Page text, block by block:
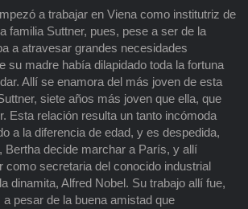
a trabajar en Viena como institutriz de
familia Suttner, pues, pese a ser de la
a atravesar grandes necesidades
su madre había dilapidado toda la fortuna
Allí se enamora del más joven de esta
siete años más joven que ella, que
Esta relación resulta un tanto incómoda
a la diferencia de edad, y es despedida,
Bertha decide marchar a París, y allí
como secretaria del conocido industrial
dinamita, Alfred Nobel. Su trabajo allí fue,
pesar de la buena amistad que